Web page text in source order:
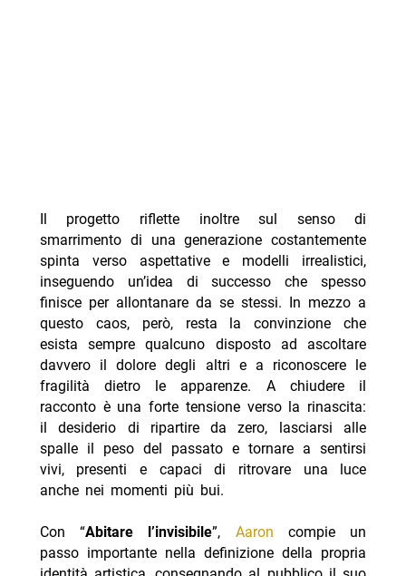
Il progetto riflette inoltre sul senso di
smarrimento di una generazione costantemente
spinta verso aspettative e modelli irrealistici,
inseguendo un’idea di successo che spesso
finisce per allontanare da se stessi. In mezzo a
questo caos, però, resta la convinzione che
esista sempre qualcuno disposto ad ascoltare
davvero il dolore degli altri e a riconoscere le
fragilità dietro le apparenze. A chiudere il
racconto è una forte tensione verso la rinascita:
il desiderio di ripartire da zero, lasciarsi alle
spalle il peso del passato e tornare a sentirsi
vivi, presenti e capaci di ritrovare una luce
anche nei momenti più bui.
Con “Abitare l’invisibile”, Aaron compie un
passo importante nella definizione della propria